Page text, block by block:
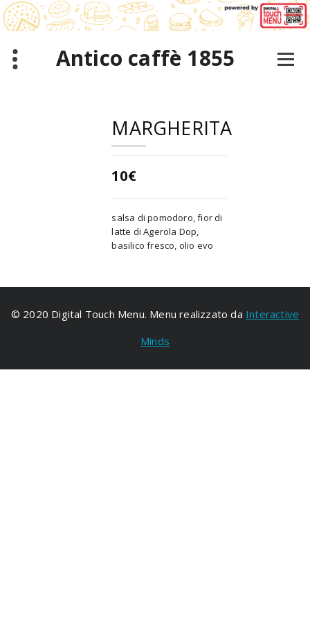
Salta
al
contenuto
Antico caffè 1855
MARGHERITA
10€
salsa di pomodoro, fior di
latte di Agerola Dop,
basilico fresco, olio evo
© 2020 Digital Touch Menu. Menu realizzato da Interactive
Minds